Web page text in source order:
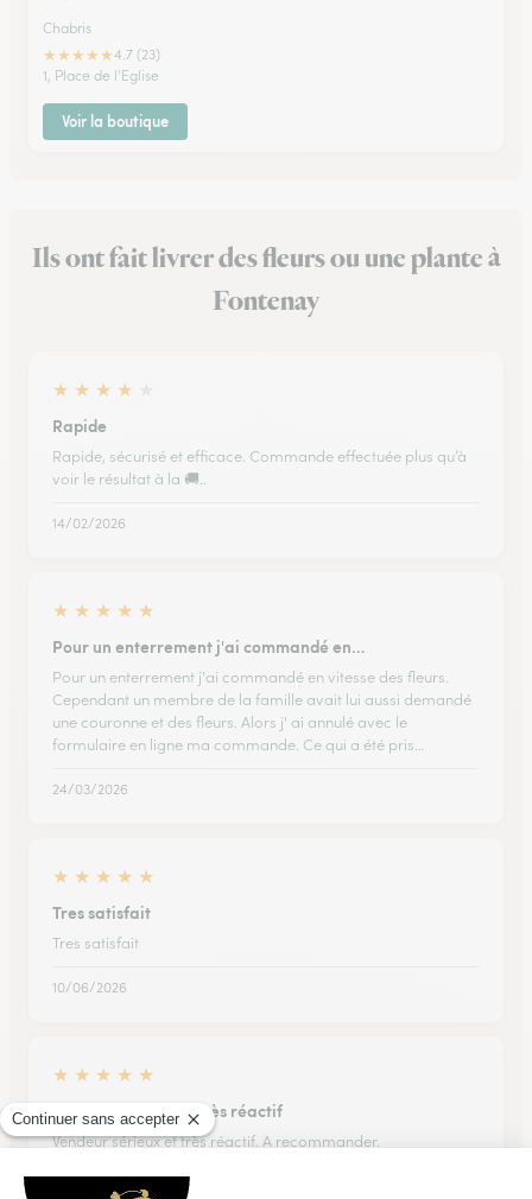
Chabris
★★★★★4.7 (23)
1, Place de l'Eglise
Voir la boutique
Ils ont fait livrer des fleurs ou une plante à
Fontenay
★ ★ ★ ★
Rapide
Rapide, sécurisé et efficace. Commande effectuée plus qu’à
voir le résultat à la 🚚..
14/02/2026
★ ★ ★ ★ ★
Pour un enterrement j'ai commandé en…
Pour un enterrement j'ai commandé en vitesse des fleurs.
Cependant un membre de la famille avait lui aussi demandé
une couronne et des fleurs. Alors j' ai annulé avec le
formulaire en ligne ma commande. Ce qui a été pris…
24/03/2026
★ ★ ★ ★ ★
Tres satisfait
Tres satisfait
10/06/2026
★ ★ ★ ★ ★
Vendeur sérieux et très réactif
Vendeur sérieux et très réactif. A recommander.